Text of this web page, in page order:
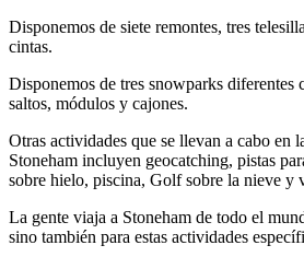
Disponemos de siete remontes, tres
cintas.
Disponemos de tres snowparks diferentes
saltos, módulos y cajones.
Otras actividades que se llevan a cabo en
Stoneham incluyen geocatching, pistas
sobre hielo, piscina, Golf sobre la nieve y
La gente viaja a Stoneham de todo el
sino también para estas actividades